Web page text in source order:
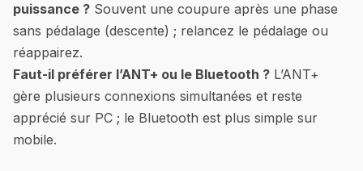
puissance ? Souvent une coupure après une phase
sans pédalage (descente) ; relancez le pédalage ou
réappairez.
Faut-il préférer l’ANT+ ou le Bluetooth ? L’ANT+
gère plusieurs connexions simultanées et reste
apprécié sur PC ; le Bluetooth est plus simple sur
mobile.